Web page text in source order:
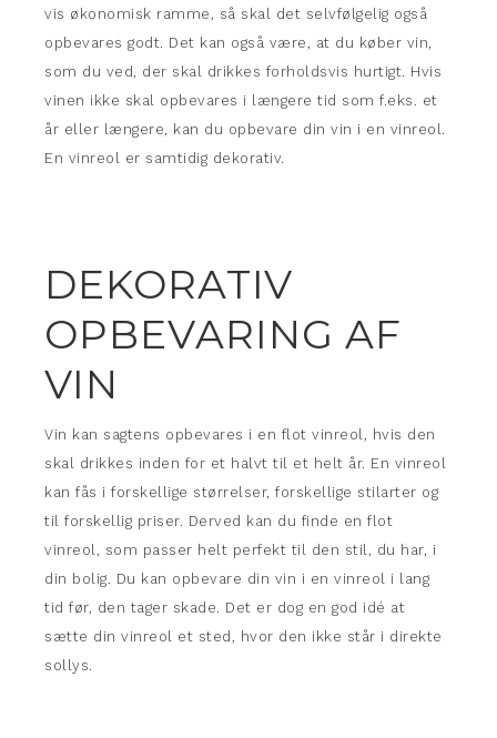
vis økonomisk ramme, så skal det selvfølgelig også
opbevares godt. Det kan også være, at du køber vin,
som du ved, der skal drikkes forholdsvis hurtigt. Hvis
vinen ikke skal opbevares i længere tid som f.eks. et
år eller længere, kan du opbevare din vin i en vinreol.
En vinreol er samtidig dekorativ.
DEKORATIV
OPBEVARING AF
VIN
Vin kan sagtens opbevares i en flot vinreol, hvis den
skal drikkes inden for et halvt til et helt år. En vinreol
kan fås i forskellige størrelser, forskellige stilarter og
til forskellig priser. Derved kan du finde en flot
vinreol, som passer helt perfekt til den stil, du har, i
din bolig. Du kan opbevare din vin i en vinreol i lang
tid før, den tager skade. Det er dog en god idé at
sætte din vinreol et sted, hvor den ikke står i direkte
sollys.